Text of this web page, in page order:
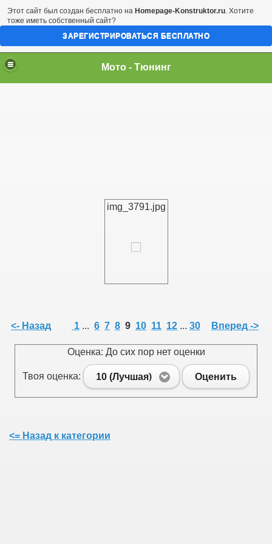
Мото - Тюнинг
img_3791.jpg
<- Назад 1 ... 6 7 8 9 10 11 12 ... 30 Вперед ->
Оценка: До сих пор нет оценки
Твоя оценка: 10 (Лучшая) Оценить
<= Назад к категории
Этот сайт был создан бесплатно на Homepage-Konstruktor.ru. Хотите
тоже иметь собственный сайт?
ЗАРЕГИСТРИРОВАТЬСЯ БЕСПЛАТНО